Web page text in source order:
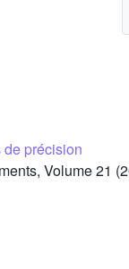
précision
Volume 21